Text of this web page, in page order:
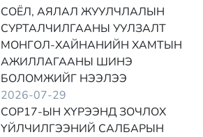
СОЁЛ, АЯЛАЛ ЖУУЛЧЛАЛЫН
СУРТАЛЧИЛГААНЫ УУЛЗАЛТ
МОНГОЛ-ХАЙНАНИЙН ХАМТЫН
АЖИЛЛАГААНЫ ШИНЭ
БОЛОМЖИЙГ НЭЭЛЭЭ
2026-07-29
COP17-ЫН ХҮРЭЭНД ЗОЧЛОХ
ҮЙЛЧИЛГЭЭНИЙ САЛБАРЫН